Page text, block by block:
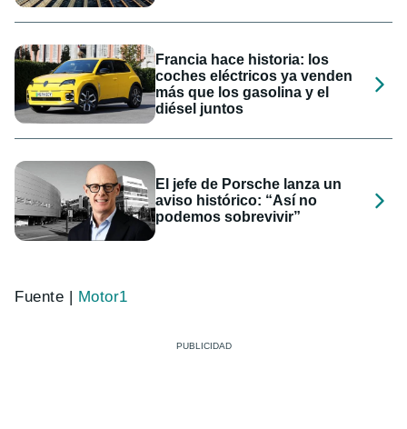
Francia hace historia: los
coches eléctricos ya venden
más que los gasolina y el
diésel juntos
El jefe de Porsche lanza un
aviso histórico: “Así no
podemos sobrevivir”
Fuente | Motor1